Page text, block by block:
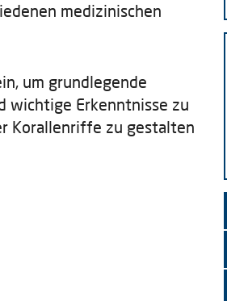
medizinischen
um grundlegende
wichtige Erkenntnisse zu
Korallenriffe zu gestalten